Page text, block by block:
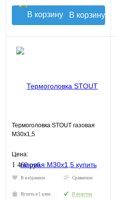
В корзину
Термоголовка STOUT газовая
М30х1,5
Цена:
1 460 руб.
В избранное Сравнение
Купить в 1 клик В наличии